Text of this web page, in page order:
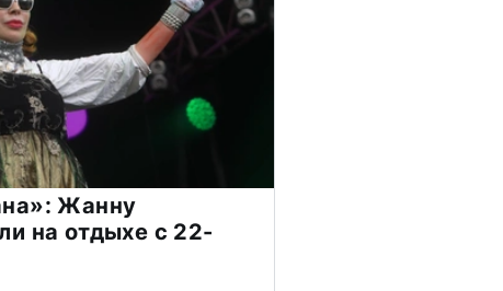
Жанну
на отдыхе с 22-